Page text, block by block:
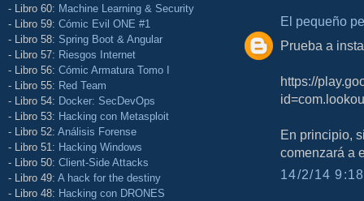
- Libro 60: Machine Learning & Security
- Libro 59: Cómic Evil ONE #1
- Libro 58: Spring Boot & Angular
- Libro 57: Riesgos Internet
- Libro 56: Cómic Armatura Tomo I
- Libro 55: Red Team
- Libro 54: Docker: SecDevOps
- Libro 53: Hacking con Metasploit
- Libro 52: Análisis Forense
- Libro 51: Hacking Windows
- Libro 50: Client-Side Attacks
- Libro 49: A hack for the destiny
- Libro 48: Hacking con DRONES
El pequeño
Prueba a
https://
En principio,
comenzará a
14/2/14